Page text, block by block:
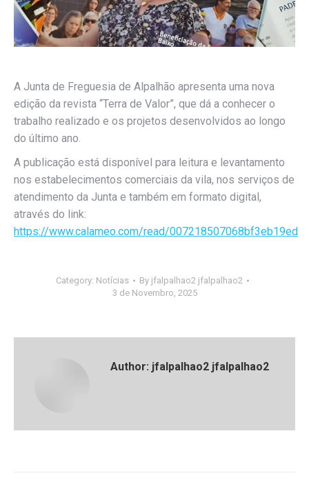
A Junta de Freguesia de Alpalhão apresenta uma nova
edição da revista “Terra de Valor”, que dá a conhecer o
trabalho realizado e os projetos desenvolvidos ao longo
do último ano.
A publicação está disponível para leitura e levantamento
nos estabelecimentos comerciais da vila, nos serviços de
atendimento da Junta e também em formato digital,
através do link:
https://www.calameo.com/read/007218507068bf3eb19ed
Category: Notícias By jfalpalhao2 jfalpalhao2
3 de Novembro, 2025
Author: jfalpalhao2 jfalpalhao2